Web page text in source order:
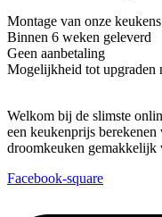
Montage van onze
Binnen 6 weken geleverd
Geen aanbetaling
Mogelijkheid tot upgraden
Welkom bij de slimste
een keukenprijs
droomkeuken gemakkelijk
Facebook-square